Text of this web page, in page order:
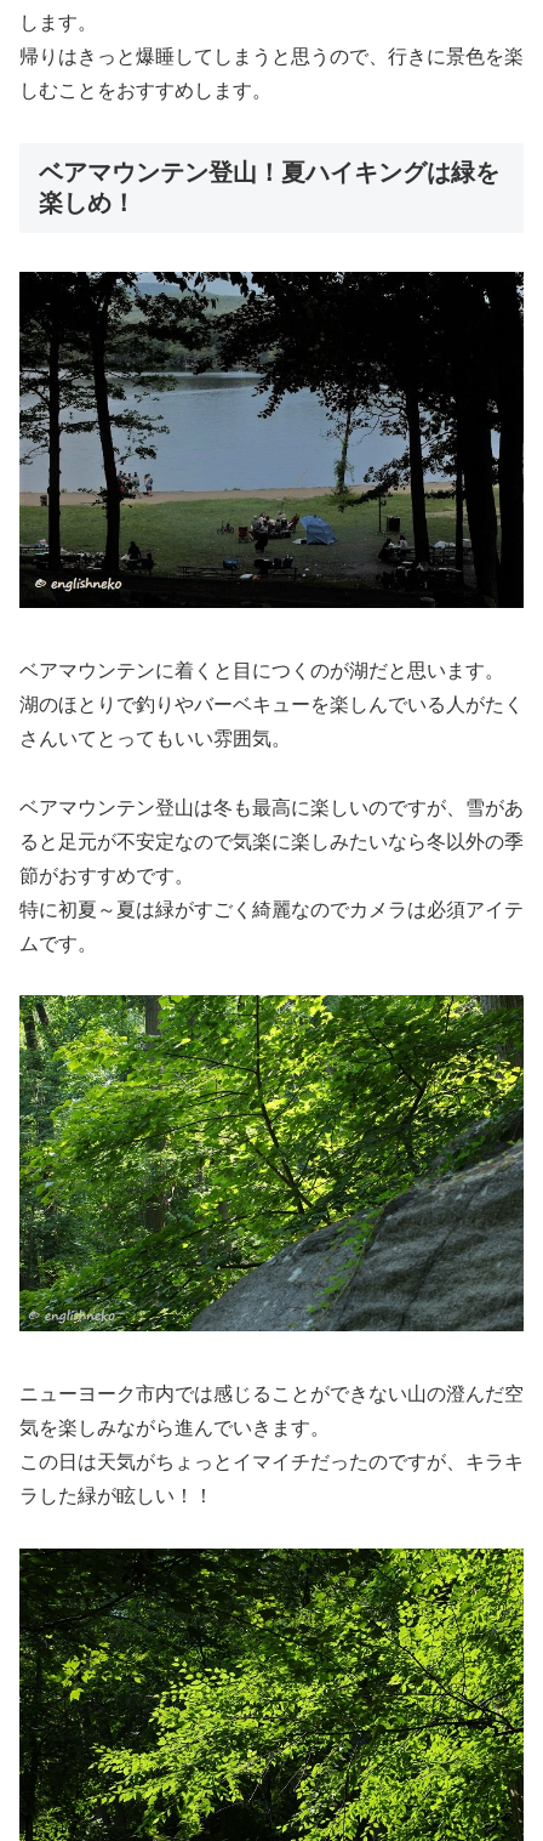
します。
帰りはきっと爆睡してしまうと思うので、行きに景色を楽
しむことをおすすめします。
ベアマウンテン登山！夏ハイキングは緑を
楽しめ！
ベアマウンテンに着くと目につくのが湖だと思います。
湖のほとりで釣りやバーベキューを楽しんでいる人がたく
さんいてとってもいい雰囲気。
ベアマウンテン登山は冬も最高に楽しいのですが、雪があ
ると足元が不安定なので気楽に楽しみたいなら冬以外の季
節がおすすめです。
特に初夏～夏は緑がすごく綺麗なのでカメラは必須アイテ
ムです。
ニューヨーク市内では感じることができない山の澄んだ空
気を楽しみながら進んでいきます。
この日は天気がちょっとイマイチだったのですが、キラキ
ラした緑が眩しい！！